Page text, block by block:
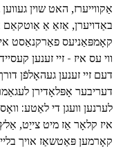
אַקווייערז, האט שוין
באַדויערן, אַזאַ אַ אַוטקאַם
קאָמפּאַניעס פאַרקנאַסט אין
ווי עס איז - זיי זענען
דעם זיי זענען געהאָלפֿן
דעריבער אָפּלאָדירן
לערנען וועגן די לאַטע: וואָס
איז קלאָר אַז מיט צייַט,
קאָרמען פּאַטשאַז אויך